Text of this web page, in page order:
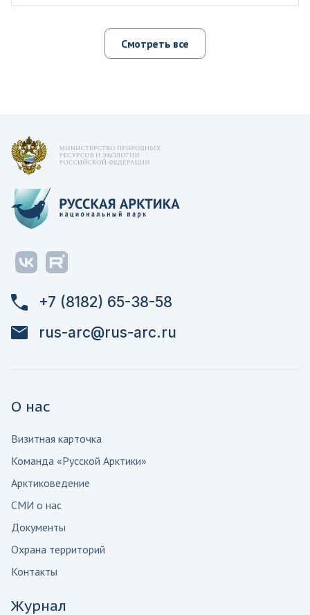
Смотреть все
+7 (8182) 65-38-58
rus-arc@rus-arc.ru
О нас
Визитная карточка
Команда «Русской Арктики»
Арктиковедение
СМИ о нас
Документы
Охрана территорий
Контакты
Журнал